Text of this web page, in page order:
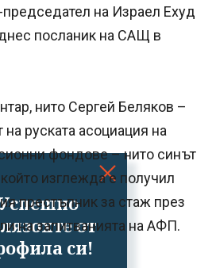
от
си!
на Израел Ехуд
посланик на САЩ в
нито Сергей Беляков –
руската асоциация на
фондове – нито синът
изглежда е получил
престъпник за стаж през
на запитванията на АФП.